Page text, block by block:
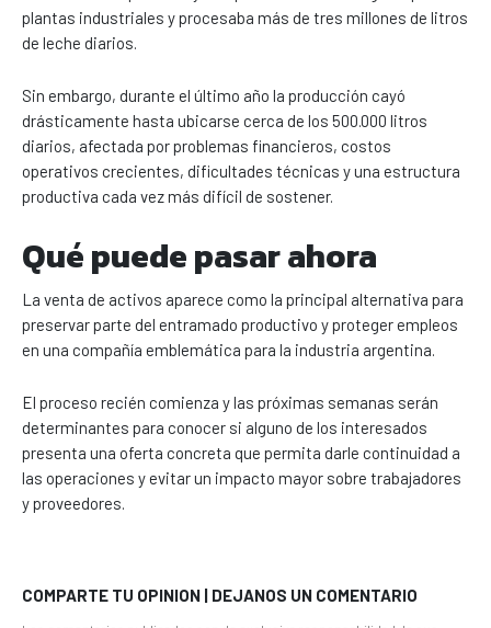
plantas industriales y procesaba más de tres millones de litros
de leche diarios.
Sin embargo, durante el último año la producción cayó
drásticamente hasta ubicarse cerca de los 500.000 litros
diarios, afectada por problemas financieros, costos
operativos crecientes, dificultades técnicas y una estructura
productiva cada vez más difícil de sostener.
Qué puede pasar ahora
La venta de activos aparece como la principal alternativa para
preservar parte del entramado productivo y proteger empleos
en una compañía emblemática para la industria argentina.
El proceso recién comienza y las próximas semanas serán
determinantes para conocer si alguno de los interesados
presenta una oferta concreta que permita darle continuidad a
las operaciones y evitar un impacto mayor sobre trabajadores
y proveedores.
COMPARTE TU OPINION | DEJANOS UN COMENTARIO